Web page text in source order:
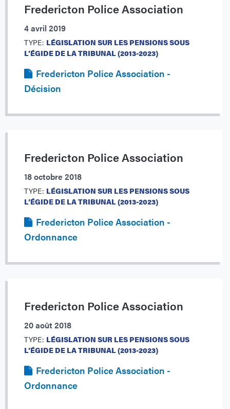
Fredericton Police Association
4 avril 2019
TYPE: LÉGISLATION SUR LES PENSIONS SOUS
L’ÉGIDE DE LA TRIBUNAL (2013-2023)
Fredericton Police Association -
Décision
Fredericton Police Association
18 octobre 2018
TYPE: LÉGISLATION SUR LES PENSIONS SOUS
L’ÉGIDE DE LA TRIBUNAL (2013-2023)
Fredericton Police Association -
Ordonnance
Fredericton Police Association
20 août 2018
TYPE: LÉGISLATION SUR LES PENSIONS SOUS
L’ÉGIDE DE LA TRIBUNAL (2013-2023)
Fredericton Police Association -
Ordonnance